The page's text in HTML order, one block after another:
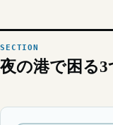
夜の港で困る3